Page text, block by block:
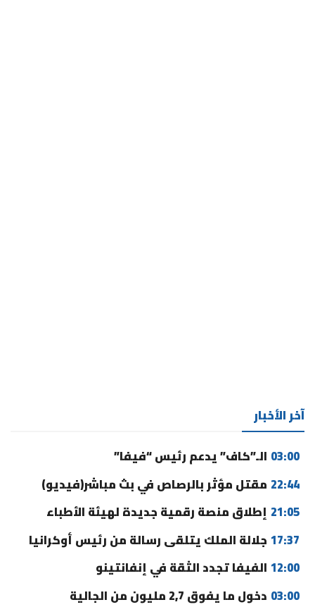
آخر الأخبار
03:00 الـ”كاف” يدعم رئيس “فيفا”
22:44 مقتل مؤثر بالرصاص في بث مباشر(فيديو)
21:05 إطلاق منصة رقمية جديدة لهيئة الأطباء
17:37 جلالة الملك يتلقى رسالة من رئيس أوكرانيا
12:00 الفيفا تجدد الثقة في إنفانتينو
03:00 دخول ما يفوق 2,7 مليون من الجالية